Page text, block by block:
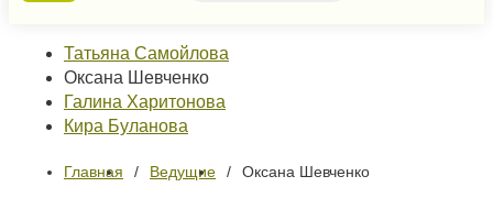
Татьяна Самойлова
Оксана Шевченко
Галина Харитонова
Кира Буланова
Главная Ведущие Оксана Шевченко